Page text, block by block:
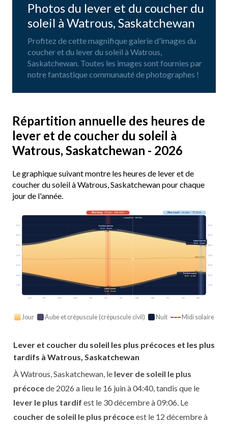
Photos du lever et du coucher du
soleil à Watrous, Saskatchewan
Profitez de cette magnifique galerie d'images du
coucher et du lever du soleil à Watrous,
Saskatchewan. Toutes les images sont fournies par
notre fantastique communauté de photographes !
Répartition annuelle des heures de
lever et de coucher du soleil à
Watrous, Saskatchewan - 2026
Le graphique suivant montre les heures de lever et de
coucher du soleil à Watrous, Saskatchewan pour chaque
jour de l'année.
janv. févr. mars avril mai juin juil. août sept. oct. nov. déc.
Midi solaire
03:00 03:00
06:00 06:00
09:00 09:00
12:00 12:00
15:00 15:00
18:00 18:00
21:00 21:00
Plus long· 20 juin · 16h 44m Plus court· 21 déc. · 7h 52m
Aujourd’hui · 15h 05m
Earliest sunrise
04:40 · 16 juin
Latest sunrise
09:06 · 30 déc.
Earliest sunset
16:54 · 12 déc.
Latest sunset
21:26 · 24 juin
Jour Aube et crépuscule (crépuscule civil) Nuit Midi solaire
Lever et coucher du soleil les plus précoces et les plus
tardifs à Watrous, Saskatchewan
À Watrous, Saskatchewan, le lever de soleil le plus
précocede 2026 a lieu le 16 juin à 04:40, tandis que le
lever le plus tardif est le 30 décembre à 09:06. Le
coucher de soleil le plus précoceest le 12 décembre à